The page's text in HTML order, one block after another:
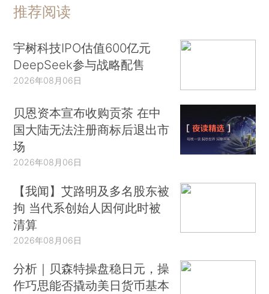
推荐阅读
宇树科技IPO估值600亿元
DeepSeek参与战略配售
2026年08月06日
贝恩资本宣布收购贡茶 在中
国大陆无法注册商标后退出市
场
2026年08月06日
【我闻】艾路明及多名股东被
拘 当代系创始人因何此时被
清算
2026年08月06日
分析｜贝森特操盘稳日元，操
作巧思能否撬动美日货币基本